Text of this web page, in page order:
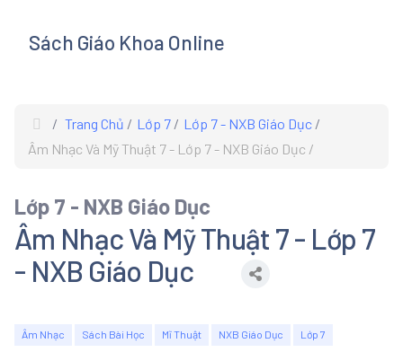
Sách Giáo Khoa Online
Trang Chủ Lớp 7
Lớp 7 - NXB Giáo Dục
Âm Nhạc Và Mỹ Thuật 7 - Lớp 7 - NXB Giáo Dục
Lớp 7 - NXB Giáo Dục
Âm Nhạc Và Mỹ Thuật 7 - Lớp 7
- NXB Giáo Dục
Âm Nhạc Sách Bài Học Mĩ Thuật NXB Giáo Dục Lớp 7